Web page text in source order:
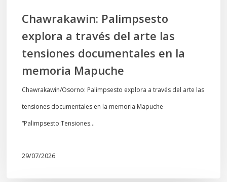
memoria
Mapuche
Chawrakawin: Palimpsesto
explora a través del arte las
tensiones documentales en la
memoria Mapuche
Chawrakawin/Osorno: Palimpsesto explora a través del arte las
tensiones documentales en la memoria Mapuche
“Palimpsesto:Tensiones…
29/07/2026